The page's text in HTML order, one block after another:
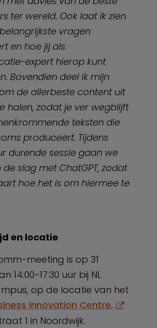
ter wereld. Ook laat ik zien
vragen
en hoe jij als
expert hierop kunt
Bovendien deel ik mijn
de allerbeste content uit
halen, zodat je ver wegblijft
teksten die
produceert. Tijdens
durende sessie gaan we
slag met ChatGPT, zodat
hoe het is om hiermee te
en locatie
meeting is op 31
14:00-17:30 uur bij NL
op de locatie van het
Innovation Centre,
1 in Noordwijk.